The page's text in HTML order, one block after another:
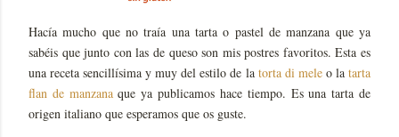
Hacía mucho que no traía una tarta o pastel de manzana que ya
sabéis que junto con las de queso son mis postres favoritos. Esta es
una receta sencillísima y muy del estilo de la torta di meleo latarta
flan de manzanaque ya publicamos hace tiempo. Es una tarta de
origen italiano que esperamos que os guste.